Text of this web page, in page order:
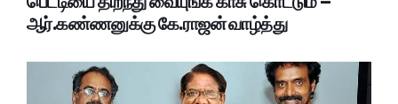
ஆர்.கண்ணனுக்கு கே.ராஜன் வாழ்த்து